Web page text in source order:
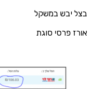
בצל יבש במשקל
אורז פרסי סוגת